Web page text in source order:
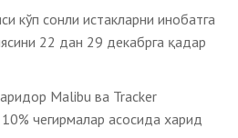
кўп сонли истакларни инобатга
22 дан 29 декабрга қадар
Malibu ва Tracker
чегирмалар асосида харид